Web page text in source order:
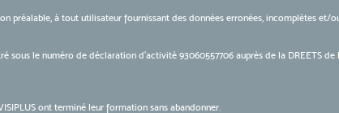
préalable, à tout utilisateur fournissant des données erronées, incomplètes et/
le numéro de déclaration d’activité 93060557706 auprès de la DREETS de
ont terminé leur formation sans abandonner.